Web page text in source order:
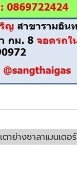
เตาย่างซาลาเมนเดอร์